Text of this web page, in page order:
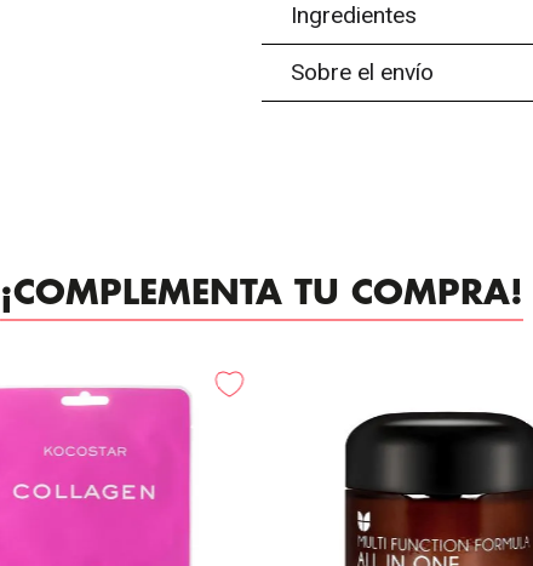
Ingredientes
Sobre el envío
¡COMPLEMENTA TU COMPRA!